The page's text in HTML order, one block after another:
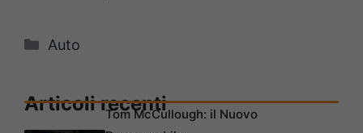
Categorie
Auto
Articoli recentiTom McCullough: il Nuovo